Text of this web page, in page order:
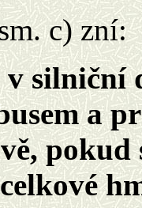
c) zní:
silniční
a
pokud